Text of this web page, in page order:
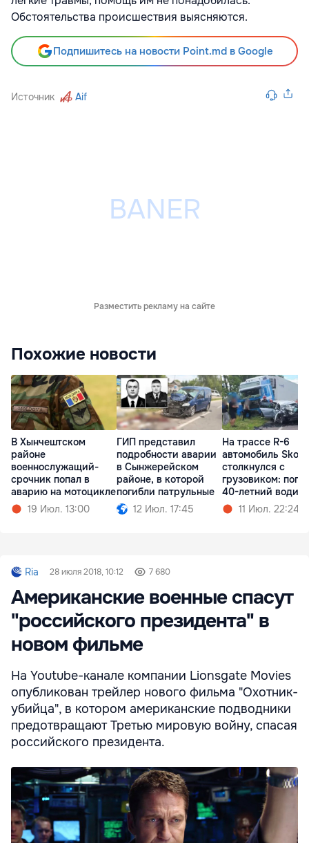
Обстоятельства происшествия выясняются.
Подпишитесь на новости Point.md в Google
Источник Aif
Разместить рекламу на сайте
Похожие новости
В Хынчештском
районе
военнослужащий-
срочник попал в
аварию на мотоцикле
19 Июл. 13:00
ГИП представил
подробности аварии
в Сынжерейском
районе, в которой
погибли патрульные
12 Июл. 17:45
На трассе R-6
автомобиль
столкнулся с
грузовиком:
40-летний
11 Июл. 22:24
Ria 28 июля 2018, 10:12 7 680
Американские военные спасут
"российского президента" в
новом фильме
На Youtube-канале компании Lionsgate Movies
опубликован трейлер нового фильма "Охотник-
убийца", в котором американские подводники
предотвращают Третью мировую войну, спасая
российского президента.